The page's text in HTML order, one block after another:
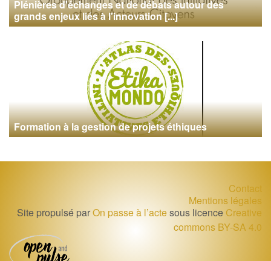
Plénières d'échanges et de débats autour des
grands enjeux liés à l'innovation [...]
Formation à la gestion de projets éthiques
Contact
Mentions légales
Site propulsé parOn passe à l’actesous licence Creative
commons BY-SA 4.0